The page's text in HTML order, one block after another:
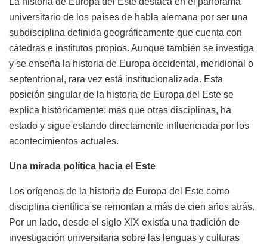
universitario de los países de habla alemana por ser una
subdisciplina definida geográficamente que cuenta con
cátedras e institutos propios. Aunque también se investiga
y se enseña la historia de Europa occidental, meridional o
septentrional, rara vez está institucionalizada. Esta
posición singular de la historia de Europa del Este se
explica históricamente: más que otras disciplinas, ha
estado y sigue estando directamente influenciada por los
acontecimientos actuales.
Una mirada política hacia el Este
Los orígenes de la historia de Europa del Este como
disciplina científica se remontan a más de cien años atrás.
Por un lado, desde el siglo XIX existía una tradición de
investigación universitaria sobre las lenguas y culturas